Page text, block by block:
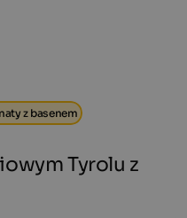
z basenem
Tyrolu z